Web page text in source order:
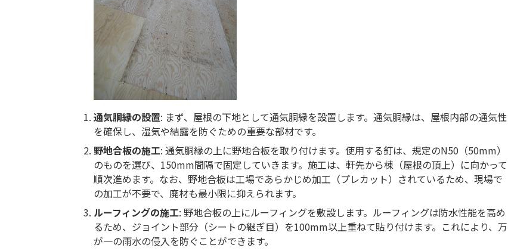
通気胴縁の設置: まず、屋根の下地として通気胴縁を設置します。通気胴縁は、屋根内部の通気性
を確保し、湿気や結露を防ぐための重要な部材です。
野地合板の施工: 通気胴縁の上に野地合板を取り付けます。使用する釘は、規定のN50（50mm）
のものを選び、150mm間隔で固定していきます。施工は、軒先から棟（屋根の頂上）に向かって
順次進めます。なお、野地合板は工場であらかじめ加工（プレカット）されているため、現場で
の加工が不要で、廃材も最小限に抑えられます。
ルーフィングの施工: 野地合板の上にルーフィングを敷設します。ルーフィングは防水性能を高め
るため、ジョイント部分（シートの継ぎ目）を100mm以上重ねて貼り付けます。これにより、万
が一の雨水の侵入を防ぐことができます。